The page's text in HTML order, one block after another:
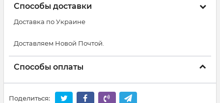
Способы доставки
Доставка по Украине
Доставляем Новой Почтой.
Способы оплаты
Поделиться: